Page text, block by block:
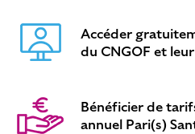
Accéder
du CNGOF et
Bénéficier de
annuel Pari(s)